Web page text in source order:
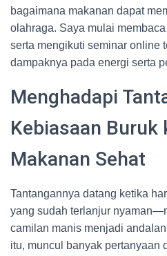
bagaimana makanan dapat
olahraga. Saya mulai
serta mengikuti seminar online
dampaknya pada energi serta
Menghadapi
Kebiasaan Buruk
Makanan Sehat
Tantangannya datang ketika
yang sudah terlanjur
camilan manis menjadi
itu, muncul banyak pertanyaan